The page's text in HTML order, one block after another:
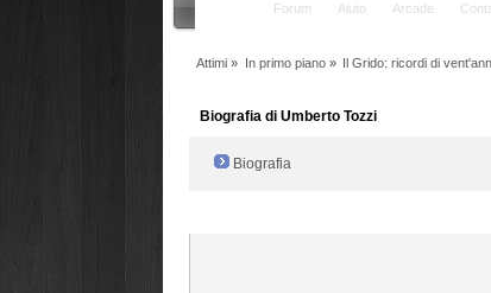
Forum Aiuto Arcade
Attimi » In primo piano» Il Grido: ricordi di
Biografia di Umberto Tozzi
Biografia